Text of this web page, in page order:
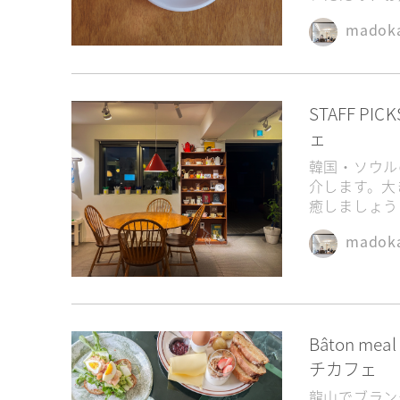
STAFF
ェ
韓国・ソウ
介します。
癒しましょ
Bâton
チカフェ